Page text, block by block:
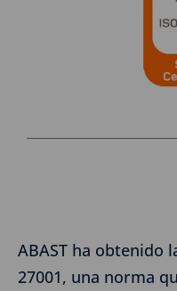
ABAST ha obtenido
27001, una norma